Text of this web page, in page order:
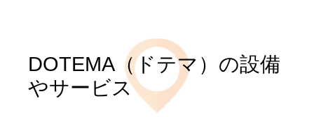
DOTEMA（ドテマ）の設備
やサービス